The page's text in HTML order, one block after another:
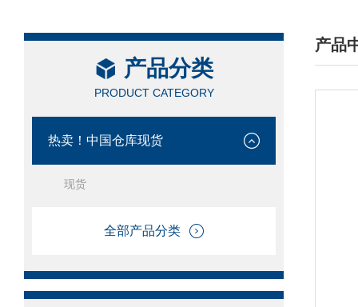
产品分类
PRODUCT CATEGORY
热卖！中国仓库现货
现货
全部产品分类
产品
/